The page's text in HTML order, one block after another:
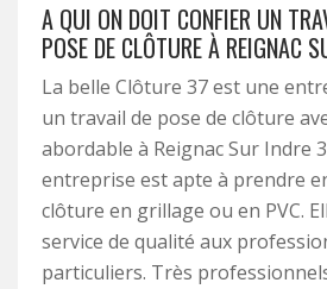
A QUI ON DOIT CONFIER UN
POSE DE CLÔTURE À REIGNAC
La belle Clôture 37 est une
un travail de pose de clôture
abordable à Reignac Sur Indre
entreprise est apte à prendre
clôture en grillage ou en PVC.
service de qualité aux
particuliers. Très